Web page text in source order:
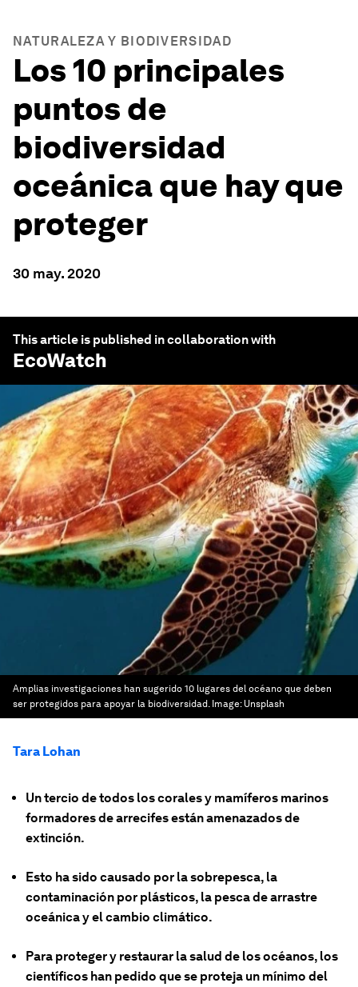
NATURALEZA Y BIODIVERSIDAD
Los 10 principales
puntos de
biodiversidad
oceánica que hay que
proteger
30 may. 2020
This article is published in collaboration with
EcoWatch
Amplias investigaciones han sugerido 10 lugares del océano que deben
ser protegidos para apoyar la biodiversidad. Image: Unsplash
Tara Lohan
Un tercio de todos los corales y mamíferos marinos
formadores de arrecifes están amenazados de
extinción.
Esto ha sido causado por la sobrepesca, la
contaminación por plásticos, la pesca de arrastre
oceánica y el cambio climático.
Para proteger y restaurar la salud de los océanos, los
científicos han pedido que se proteja un mínimo del